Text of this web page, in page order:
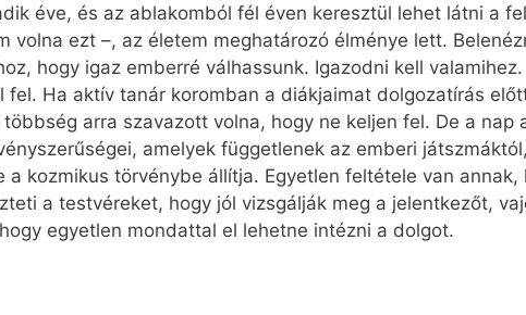
éve, és az ablakomból fél éven keresztül lehet látni a
volna ezt –, az életem meghatározó élménye lett.
hogy igaz emberré válhassunk. Igazodni kell
Ha aktív tanár koromban a diákjaimat dolgozatírás
arra szavazott volna, hogy ne keljen fel. De a nap
amelyek függetlenek az emberi
kozmikus törvénybe állítja. Egyetlen feltétele van annak,
a testvéreket, hogy jól vizsgálják meg a jelentkezőt,
egyetlen mondattal el lehetne intézni a dolgot.